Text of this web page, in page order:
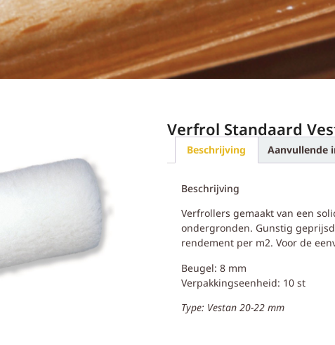
Verfrol Standaard
Beschrijving Aanvullende
Beschrijving
Verfrollers gemaakt van een
ondergronden. Gunstig
rendement per m2. Voor de
Beugel: 8 mm
Verpakkingseenheid: 10 st
Type: Vestan 20-22 mm